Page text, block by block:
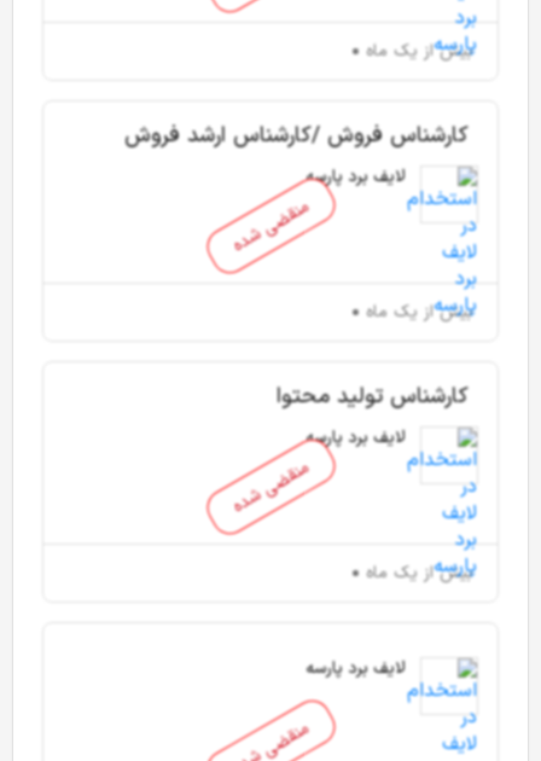
بیش از یک ماه
منقضی شده
کارشناس فروش /کارشناس ارشد فروش
موبایل و تبلت
لایف برد پارسه
بیش از یک ماه
منقضی شده
کارشناس تولید محتوا
لایف برد پارسه
بیش از یک ماه
لایف برد پارسه